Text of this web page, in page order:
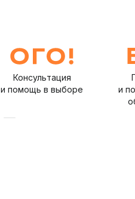
Консультация
и помощь в выборе
и